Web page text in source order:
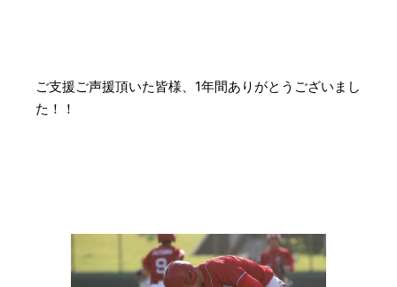
ご支援ご声援頂いた皆様、1年間ありがとうございまし
た！！